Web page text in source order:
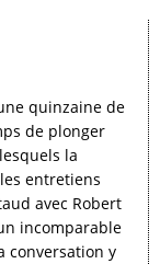
quinzaine de
de plonger
la
entretiens
avec Robert
incomparable
conversation y